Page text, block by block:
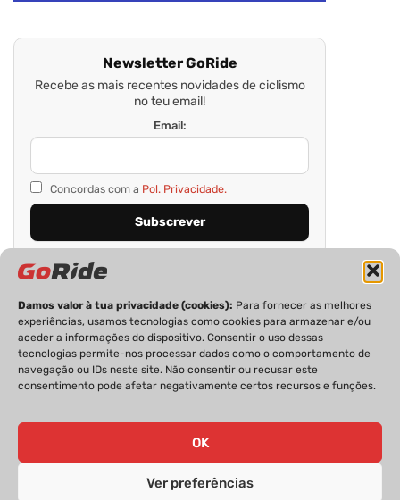
Damos valor à tua privacidade (cookies): Para fornecer as melhores
experiências, usamos tecnologias como cookies para armazenar e/ou
aceder a informações do dispositivo. Consentir o uso dessas
tecnologias permite-nos processar dados como o comportamento de
navegação ou IDs neste site. Não consentir ou recusar este
consentimento pode afetar negativamente certos recursos e funções.
OK
Ver preferências
Newsletter GoRide
Recebe as mais recentes novidades de ciclismo
no teu email!
Email:
Concordas com a Pol. Privacidade.
PRIVACIDADE FICHA TÉCNICA
ESTATUTO EDITORIAL